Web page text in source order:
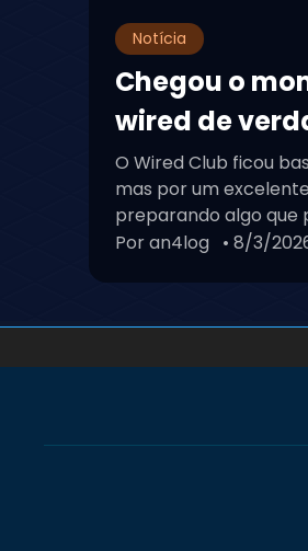
Notícia
Chegou o
wired de
O Wired Club ficou
mas por um
preparando algo que
Por an4log • 8/3/